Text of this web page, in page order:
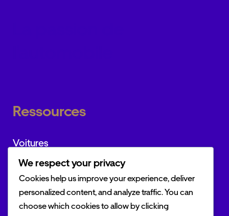
Ressources
Voitures
Marques
We respect your privacy
Cookies help us improve your experience, deliver
personalized content, and analyze traffic. You can
choose which cookies to allow by clicking